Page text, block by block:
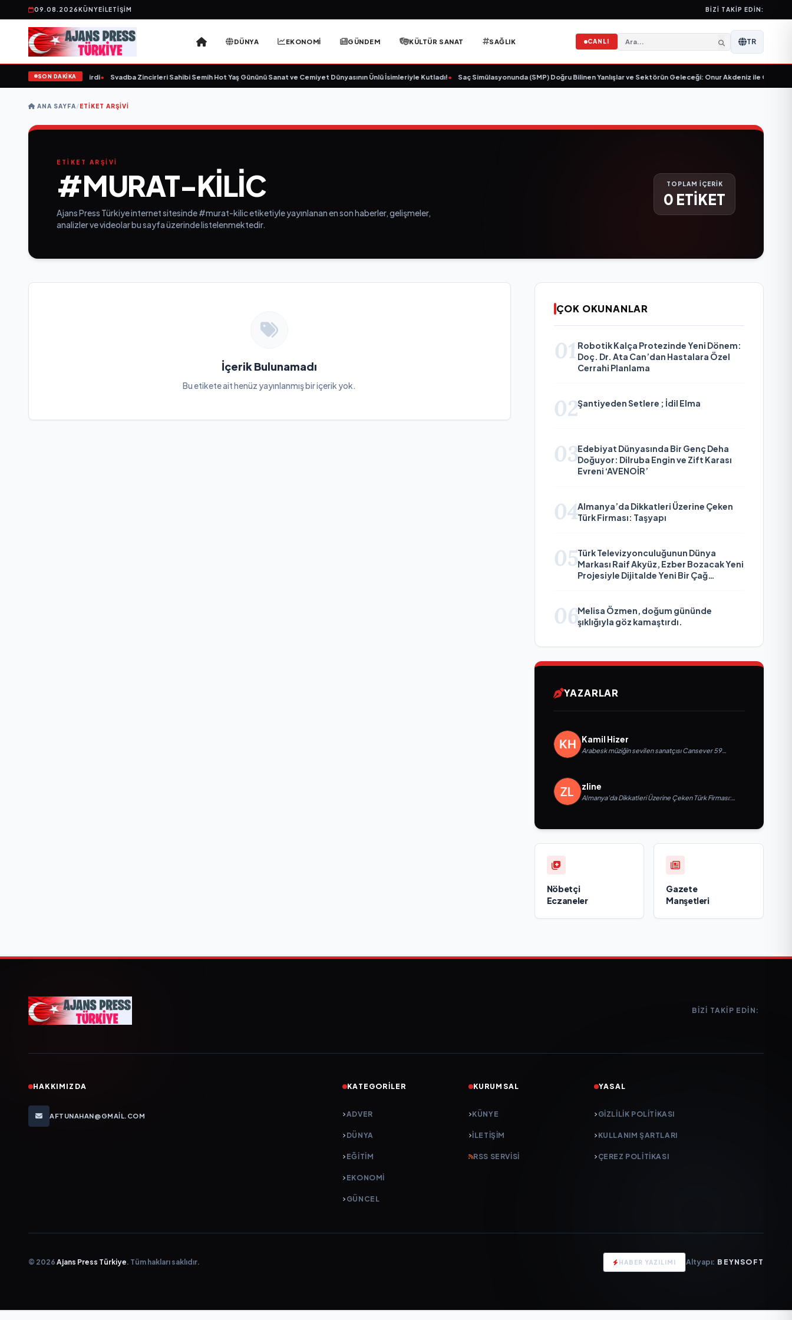
09.08.2026KÜNYEİLETIŞIM BIZI TAKIP EDIN:
DÜNYA EKONOMİ GÜNDEM KÜLTÜR SANAT SAĞLIK CANLI TR
SON DAKİKA
yaşında yaşamını yitirdi• Svadba Zincirleri Sahibi Semih Hot Yaş Gününü Sanat ve Cemiyet Dünyasının Ünlü İsimleriyle Kutladı!• Saç Simülasyonunda (SMP) Doğru Bilinen Yanlışlar ve Sektörün Geleceği: Onur Akdeniz ile Özel
ANA SAYFA/ETIKET ARŞIVI
ETİKET ARŞİVİ
#MURAT-KILIC
Ajans Press Türkiye internet sitesinde #murat-kilic etiketiyle yayınlanan en son haberler, gelişmeler,
analizler ve videolar bu sayfa üzerinde listelenmektedir.
TOPLAM İÇERİK
0 ETİKET
İçerik Bulunamadı
Bu etikete ait henüz yayınlanmış bir içerik yok.
ÇOK OKUNANLAR
01 Robotik Kalça Protezinde Yeni Dönem:
Doç. Dr. Ata Can’dan Hastalara Özel
Cerrahi Planlama
02Şantiyeden Setlere ; İdil Elma
03Edebiyat Dünyasında Bir Genç Deha
Doğuyor: Dilruba Engin ve Zift Karası
Evreni ‘AVENOİR’
04Almanya’da Dikkatleri Üzerine Çeken
Türk Firması: Taşyapı
05Türk Televizyonculuğunun Dünya
Markası Raif Akyüz, Ezber Bozacak Yeni
Projesiyle Dijitalde Yeni Bir Çağ
06Melisa Özmen, doğum gününde
şıklığıyla göz kamaştırdı.
YAZARLAR
Kamil Hizer
Arabesk müziğin sevilen sanatçısı Cansever 59
zline
Almanya’da Dikkatleri Üzerine Çeken Türk Firması:
Nöbetçi
Eczaneler
Gazete
Manşetleri
BIZI TAKIP EDIN:
HAKKIMIZDA
AFTUNAHAN@GMAIL.COM
KATEGORILER
ADVER
DÜNYA
EĞİTİM
EKONOMİ
GÜNCEL
KURUMSAL
KÜNYE
İLETIŞIM
RSS SERVISI
YASAL
GIZLILIK POLITIKASI
KULLANIM ŞARTLARI
ÇEREZ POLITIKASI
© 2026 Ajans Press Türkiye. Tüm hakları saklıdır. HABER YAZILIMI Altyapı: BEYNSOFT